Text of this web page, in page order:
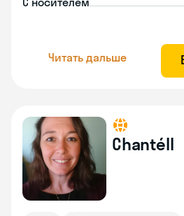
Читать дальше
Chantéll